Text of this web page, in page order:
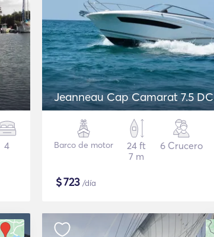
4
Jeanneau Cap Camarat 7.5 DC
Barco de motor
24 ft
7 m
6 Crucero
$723 /día